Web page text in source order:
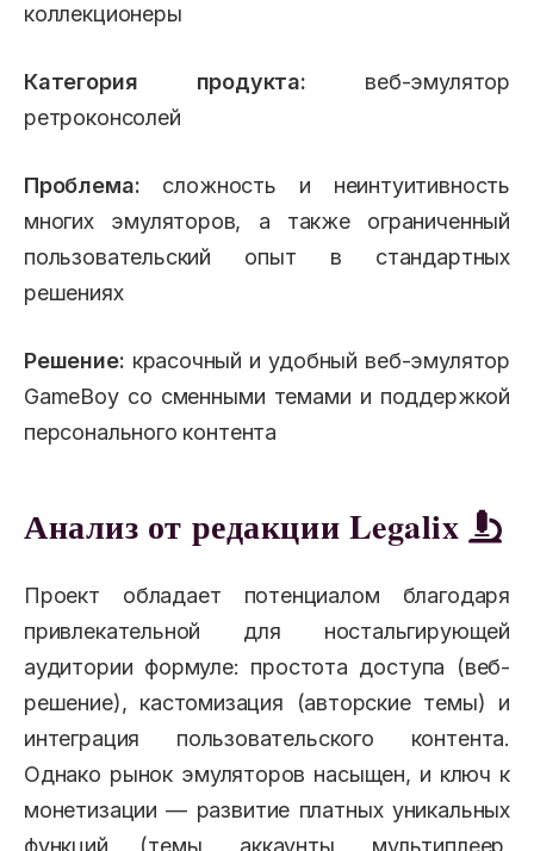
коллекционеры
Категория продукта: веб-эмулятор
ретроконсолей
Проблема: сложность и неинтуитивность
многих эмуляторов, а также ограниченный
пользовательский опыт в стандартных
решениях
Решение: красочный и удобный веб-эмулятор
GameBoy со сменными темами и поддержкой
персонального контента
Анализ от редакции Legalix
Проект обладает потенциалом благодаря
привлекательной для ностальгирующей
аудитории формуле: простота доступа (веб-
решение), кастомизация (авторские темы) и
интеграция пользовательского контента.
Однако рынок эмуляторов насыщен, и ключ к
монетизации — развитие платных уникальных
функций (темы, аккаунты, мультиплеер,